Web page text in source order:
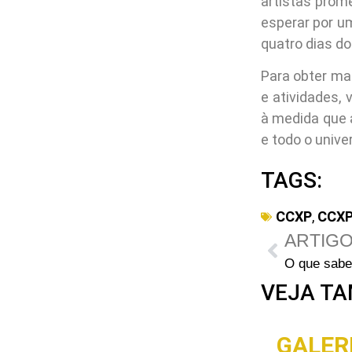
esperar por
quatro dias
Para obter
e atividades,
à medida
e todo o
TAGS:
CCXP,
VEJA